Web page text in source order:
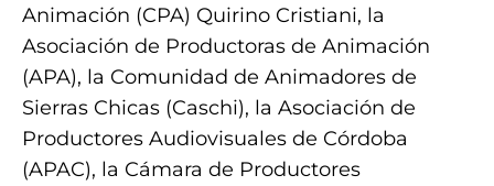
Animación (CPA) Quirino Cristiani, la
Asociación de Productoras de Animación
(APA), la Comunidad de Animadores de
Sierras Chicas (Caschi), la Asociación de
Productores Audiovisuales de Córdoba
(APAC), la Cámara de Productores